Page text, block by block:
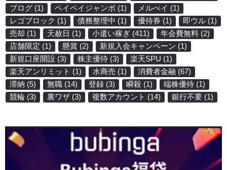
ブログ (1) ペイペイジャンボ (1) メルぺイ (1)
レゴブロック (1) 債務整理中 (1) 優待券 (1) 即ウル (1)
売却 (1) 天赦日 (1) 小遣い稼ぎ (411) 年会費無料 (2)
店舗限定 (1) 懸賞 (2) 新規入会キャンペーン (1)
新規口座開設 (3) 株主優待 (3) 楽天SPU (1)
楽天アンリミット (1) 水商売 (1) 消費者金融 (67)
滞納 (5) 無職 (14) 登録 (3) 瞬殺 (1) 端株優待 (1)
競輪 (3) 裏ワザ (3) 複数アカウント (14) 銀行不要 (1)